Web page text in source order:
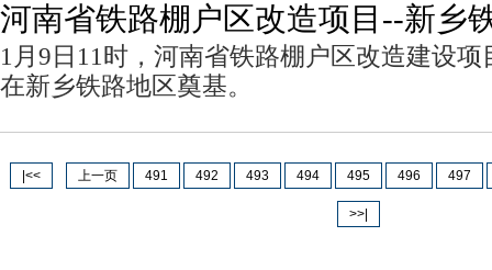
河南省铁路棚户区改造项目--新乡
1月9日11时，河南省铁路棚户区改造建设
在新乡铁路地区奠基。
|<< 上一页 491 492 493 494 495 496 497
>>|